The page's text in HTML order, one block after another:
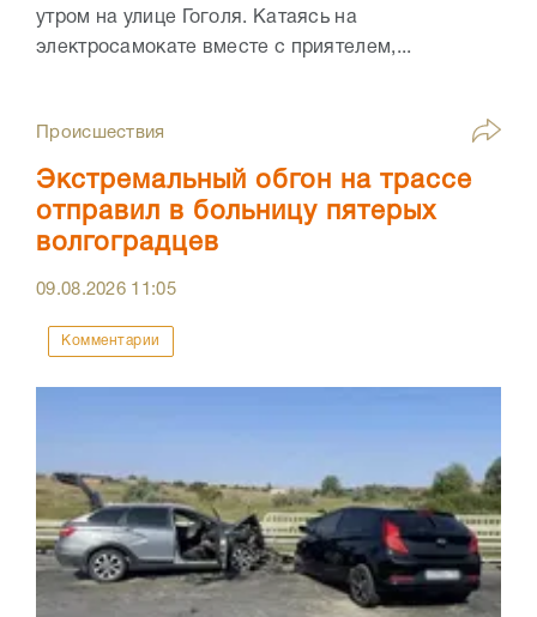
утром на улице Гоголя. Катаясь на
электросамокате вместе с приятелем,...
Происшествия
Экстремальный обгон на трассе
отправил в больницу пятерых
волгоградцев
09.08.2026 11:05
Комментарии